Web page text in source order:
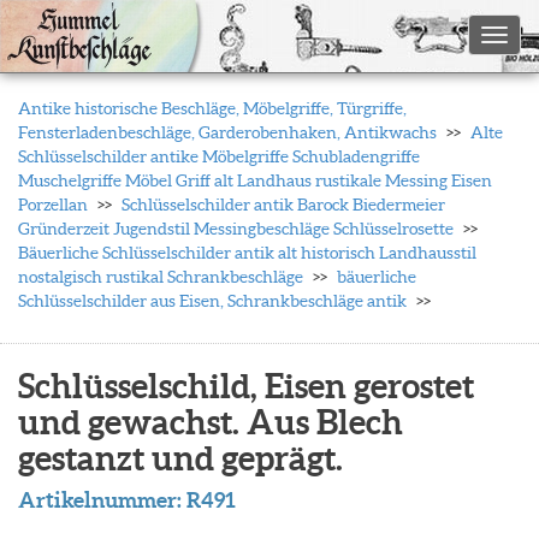
Antike historische Beschläge, Möbelgriffe, Türgriffe,
Fensterladenbeschläge, Garderobenhaken, Antikwachs
Alte
Schlüsselschilder antike Möbelgriffe Schubladengriffe
Muschelgriffe Möbel Griff alt Landhaus rustikale Messing Eisen
Porzellan
Schlüsselschilder antik Barock Biedermeier
Gründerzeit Jugendstil Messingbeschläge Schlüsselrosette
Bäuerliche Schlüsselschilder antik alt historisch Landhausstil
nostalgisch rustikal Schrankbeschläge
bäuerliche
Schlüsselschilder aus Eisen, Schrankbeschläge antik
Schlüsselschild, Eisen gerostet
und gewachst. Aus Blech
gestanzt und geprägt.
Artikelnummer:R491